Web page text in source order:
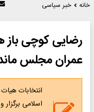
خانه
خبر سیاسی
رضایی کوچی
عمران مجلس
انتخابات
اسلامی